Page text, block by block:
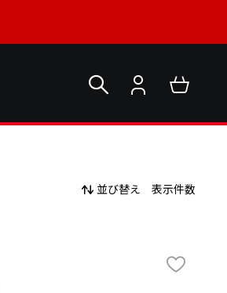
並び替え 表示件数